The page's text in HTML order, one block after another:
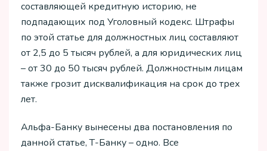
составляющей кредитную историю, не
подпадающих под Уголовный кодекс. Штрафы
по этой статье для должностных лиц составляют
от 2,5 до 5 тысяч рублей, а для юридических лиц
– от 30 до 50 тысяч рублей. Должностным лицам
также грозит дисквалификация на срок до трех
лет.
Альфа-Банку вынесены два постановления по
данной статье, Т-Банку – одно. Все